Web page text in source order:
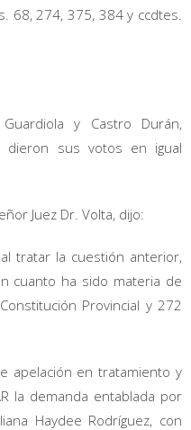
68, 274, 375, 384 y ccdtes.
y Castro Durán,
dieron sus votos en igual
Juez Dr. Volta, dijo:
tratar la cuestión anterior,
cuanto ha sido materia de
Provincial y 272
apelación en tratamiento y
la demanda entablada por
Haydee Rodríguez, con